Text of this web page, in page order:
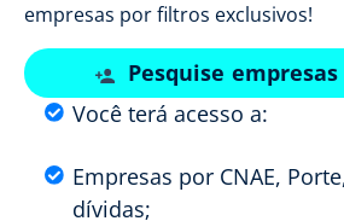
empresas por filtros exclusivos!
Pesquise empresas
Você terá acesso a:
Empresas por CNAE,
dívidas;